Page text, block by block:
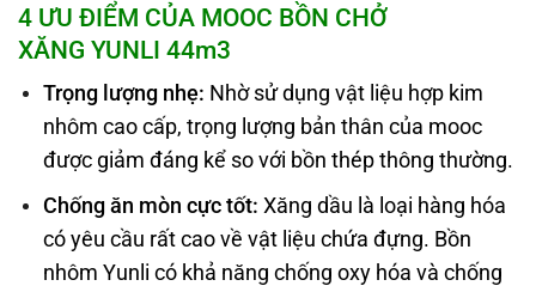
4 ƯU ĐIỂM CỦA MOOC BỒN CHỞ
XĂNG YUNLI 44m3
Trọng lượng nhẹ: Nhờ sử dụng vật liệu hợp kim
nhôm cao cấp, trọng lượng bản thân của mooc
được giảm đáng kể so với bồn thép thông thường.
Chống ăn mòn cực tốt: Xăng dầu là loại hàng hóa
có yêu cầu rất cao về vật liệu chứa đựng. Bồn
nhôm Yunli có khả năng chống oxy hóa và chống